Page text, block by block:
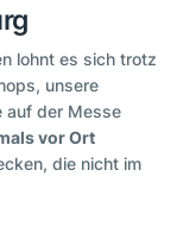
lohnt es sich trotz
unsere
auf der Messe
vor Ort
die nicht im